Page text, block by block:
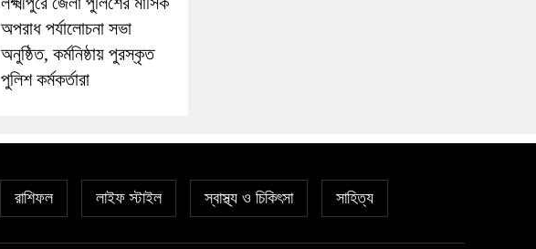
অপরাধ পর্যালোচনা সভা
অনুষ্ঠিত, কর্মনিষ্ঠায় পুরস্কৃত
পুলিশ কর্মকর্তারা
রাশিফল লাইফ স্টাইল স্বাস্থ্য ও চিকিৎসা সাহিত্য